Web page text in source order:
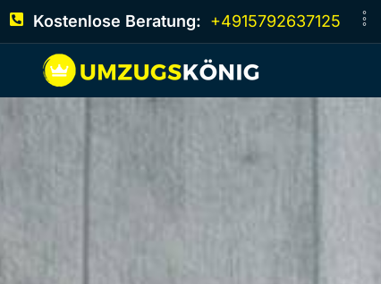
Kostenlose Beratung: +4915792637125